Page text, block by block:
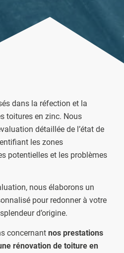
dans la réfection et la
toitures en zinc. Nous
détaillée de l’état de
les zones
potentielles et les problèmes
nous élaborons un
pour redonner à votre
d’origine.
concernant nos prestations
rénovation de toiture en